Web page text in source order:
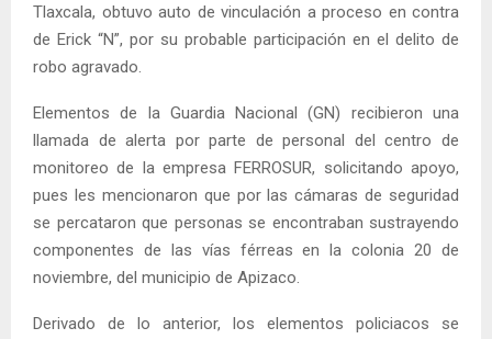
Tlaxcala, obtuvo auto de vinculación a proceso en contra
de Erick “N”, por su probable participación en el delito de
robo agravado.
Elementos de la Guardia Nacional (GN) recibieron una
llamada de alerta por parte de personal del centro de
monitoreo de la empresa FERROSUR, solicitando apoyo,
pues les mencionaron que por las cámaras de seguridad
se percataron que personas se encontraban sustrayendo
componentes de las vías férreas en la colonia 20 de
noviembre, del municipio de Apizaco.
Derivado de lo anterior, los elementos policiacos se